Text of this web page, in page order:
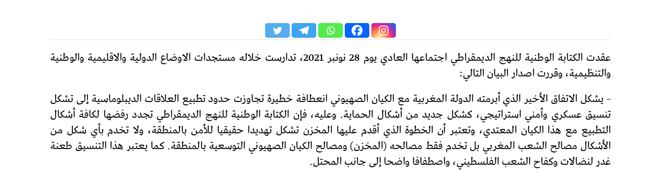
عقدت الكتابة الوطنية للنهج الديمقراطي اجتماعها العادي يوم 28 نونبر 2021، تدارست خلاله مستجدات الاوضاع الدولية والاقليمية والوطنية
والتنظيمية، وقررت اصدار البيان التالي:
– يشكل الاتفاق الأخير الذي أبرمته الدولة المغربية مع الكيان الصهيوني انعطافة خطيرة تجاوزت حدود تطبيع العلاقات الديبلوماسية إلى تشكل
تنسيق عسكري وأمني استراتيجي، كشكل جديد من أشكال الحماية. وعليه، فإن الكتابة الوطنية للنهج الديمقراطي تجدد رفضها لكافة أشكال
التطبيع مع هذا الكيان المعتدي، وتعتبر أن الخطوة الذي أقدم عليها المخزن تشكل تهديدا حقيقيا للأمن بالمنطقة، ولا تخدم بأي شكل من
الأشكال مصالح الشعب المغربي بل تخدم فقط مصالحه (المخزن) ومصالح الكيان الصهيوني التوسعية بالمنطقة. كما يعتبر هذا التنسيق طعنة
غدر لنضالات وكفاح الشعب الفلسطيني، واصطفافا واضحا إلى جانب المحتل.